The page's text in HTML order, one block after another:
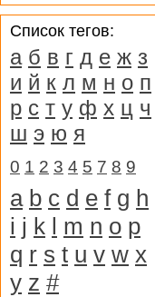
Список тегов:
а б в г д е ж з
и й к л м н о п
р с т у ф х ц ч
ш э ю я
0 1 2 3 4 5 7 8 9
a b c d e f g h
i j k l m n o p
q r s t u v w x
y z #